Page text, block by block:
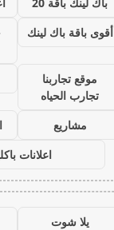
أقوى باقة باك لينك
موقع تجاربنا
تجارب الحياه
مشاريع
اعلانات
يلا شوت